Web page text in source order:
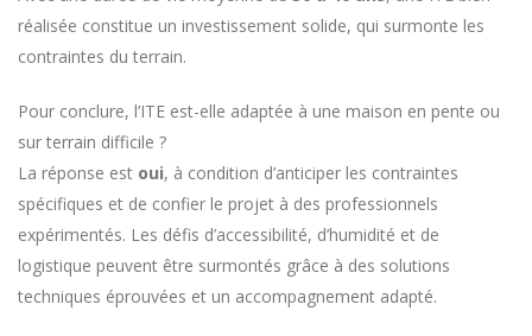
réalisée constitue un investissement solide, qui surmonte les
contraintes du terrain.
Pour conclure, l’ITE est-elle adaptée à une maison en pente ou
sur terrain difficile ?
La réponse est oui, à condition d’anticiper les contraintes
spécifiques et de confier le projet à des professionnels
expérimentés. Les défis d’accessibilité, d’humidité et de
logistique peuvent être surmontés grâce à des solutions
techniques éprouvées et un accompagnement adapté.